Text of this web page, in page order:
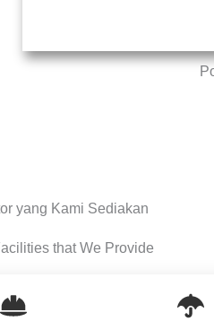
yang Kami Sediakan
that We Provide